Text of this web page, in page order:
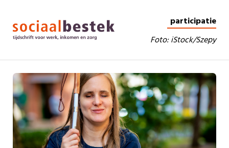
participatie
Foto: iStock/Szepy